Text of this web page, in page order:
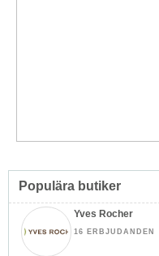
Populära butiker
Yves Rocher
16 ERBJUDANDEN